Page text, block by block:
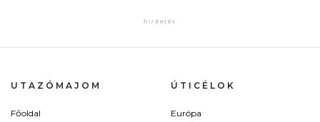
UTAZÓMAJOM
Főoldal
ÚTICÉLOK
Európa